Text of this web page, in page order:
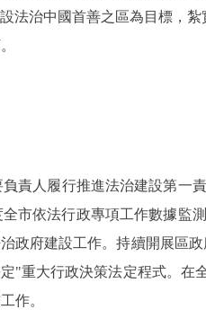
法治中國首善之區為目標，
人履行推進法治建設第一
市依法行政專項工作數據監
政府建設工作。持續開展區
"重大行政決策法定程式。在
作。